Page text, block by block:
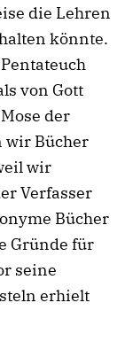
die Lehren
könnte.
von Gott
der
wir Bücher
wir
Verfasser
Bücher
Gründe für
seine
erhielt